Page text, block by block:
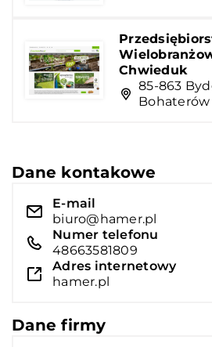
Chwieduk
85-863
Bohaterów
Dane kontakowe
E-mail
biuro@hamer.pl
Numer telefonu
48663581809
Adres internetowy
hamer.pl
Dane firmy